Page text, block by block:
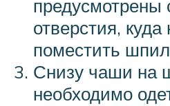
предусмотрены
отверстия,
поместить
Снизу чаши на
необходимо